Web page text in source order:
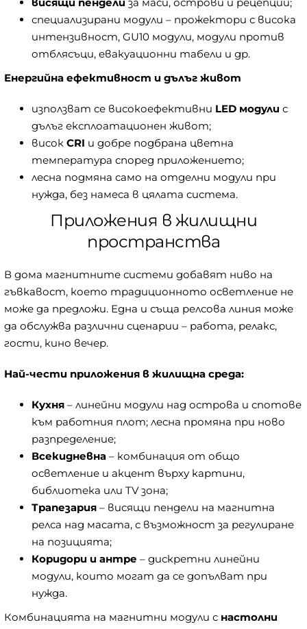
специализирани модули – прожектори с висока
интензивност, GU10 модули, модули против
отблясъци, евакуационни табели и др.
Енергийна ефективност и дълъг живот
използват се високоефективни LED модули с
дълъг експлоатационен живот;
висок CRI и добре подбрана цветна
температура според приложението;
лесна подмяна само на отделни модули при
нужда, без намеса в цялата система.
Приложения в жилищни
пространства
В дома магнитните системи добавят ниво на
гъвкавост, което традиционното осветление не
може да предложи. Една и съща релсова линия може
да обслужва различни сценарии – работа, релакс,
гости, кино вечер.
Най-чести приложения в жилищна среда:
Кухня – линейни модули над острова и спотове
към работния плот; лесна промяна при ново
разпределение;
Всекидневна – комбинация от общо
осветление и акцент върху картини,
библиотека или TV зона;
Трапезария – висящи пендели на магнитна
релса над масата, с възможност за регулиране
на позицията;
Коридори и антре – дискретни линейни
модули, които могат да се допълват при
нужда.
Комбинацията на магнитни модули с настолни